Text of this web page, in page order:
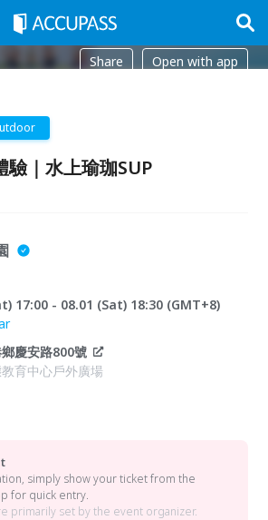
Share Open with app
驗｜水上瑜珈SUP
17:00 - 08.01 (Sat) 18:30 (GMT+8)
慶安路800號
育中心戶外廣場
simply show your ticket from the
for quick entry.
primarily set by the event organizer.